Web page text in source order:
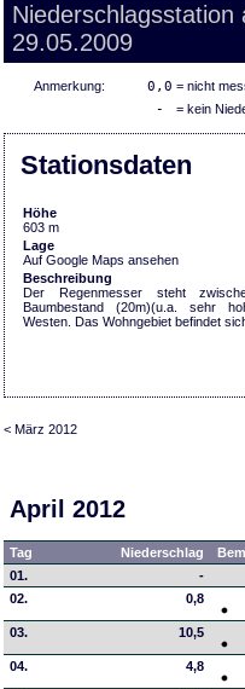
29.05.2009
Anmerkung: 0,0 = nicht
- = kein
Stationsdaten
Höhe
603 m
Lage
Auf Google Maps ansehen
Beschreibung
Der Regenmesser steht
Baumbestand (20m)(u.a. sehr
Westen. Das Wohngebiet befindet
< März 2012
April 2012
Tag Niederschlag
01.
-
02.
0,8
03. 10,5
04. 4,8